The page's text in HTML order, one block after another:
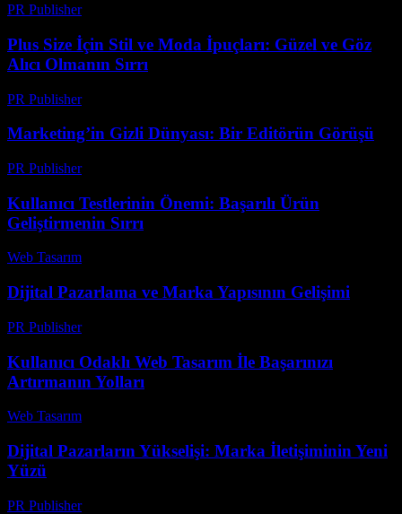
PR Publisher-
Plus Size İçin Stil ve Moda İpuçları: Güzel ve Göz
Alıcı Olmanın Sırrı
PR Publisher-
Marketing’in Gizli Dünyası: Bir Editörün Görüşü
PR Publisher-
Kullanıcı Testlerinin Önemi: Başarılı Ürün
Geliştirmenin Sırrı
Web Tasarım
Dijital Pazarlama ve Marka Yapısının Gelişimi
PR Publisher-
Kullanıcı Odaklı Web Tasarım İle Başarınızı
Artırmanın Yolları
Web Tasarım
Dijital Pazarların Yükselişi: Marka İletişiminin Yeni
Yüzü
PR Publisher-